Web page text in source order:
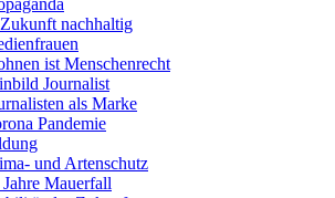
nachhaltig
ist Menschenrecht
Journalist
als Marke
Pandemie
und Artenschutz
Mauerfall